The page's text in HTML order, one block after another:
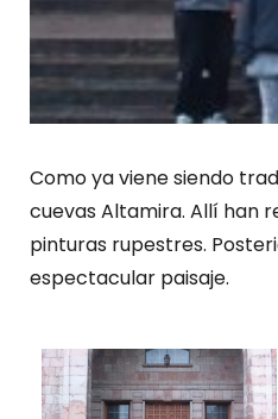
Como ya viene siendo
cuevas Altamira. Allí han
pinturas rupestres.
espectacular paisaje.